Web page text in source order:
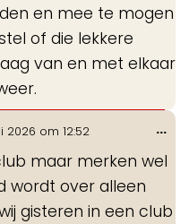
en mee te mogen
of die lekkere
van en met elkaar
2026 om 12:52
maar merken wel
wordt over alleen
gisteren in een club
...